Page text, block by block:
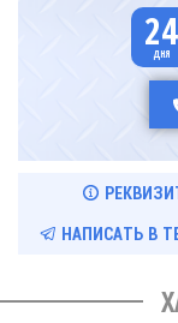
24
НАПИСАТЬ В